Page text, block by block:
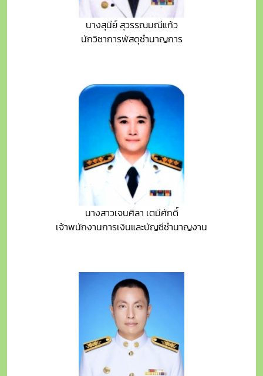
นางสุนีย์ สุวรรณมณีแก้ว
นักวิชาการพัสดุชำนาญการ
นางสาวเจนศิลา เตมีศักดิ์
เจ้าพนักงานการเงินและบัญชีชำนาญงาน